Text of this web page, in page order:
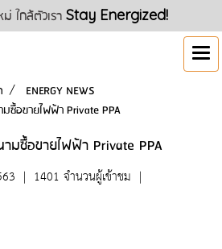
ใกล้ตัวเรา Stay Energized!
ENERGY NEWS
ซื้อขายไฟฟ้า Private PPA
มซื้อขายไฟฟ้า Private PPA
| 1401 จำนวนผู้เข้าชม |